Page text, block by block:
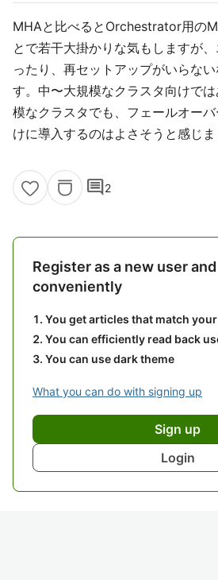
MHAと比べるとOrchestrator用の
とで若干大掛かりな気もしますが
ったり、再セットアップがいらな
す。中〜大規模なクラスタ向けで
模なクラスタでも、フェールオー
けに導入するのはよさそうと感じま
comment2
Register as a new user
conveniently
You get articles that match
You can efficiently read back
You can use dark theme
What you can do with signing up
Sign up
Login